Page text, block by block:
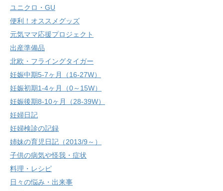
ユニクロ・GU
便利！オススメグッズ
元気ママ応援プロジェクト
出産準備品
北欧・フライングタイガー
妊娠中期5-7ヶ月（16-27W）
妊娠初期1-4ヶ月（0～15W）
妊娠後期8-10ヶ月（28-39W）
妊婦日記
妊婦検診の記録
姉妹の育児日記（2013/9～）
子供の病気や怪我・症状
料理・レシピ
日々の悩み・出来事